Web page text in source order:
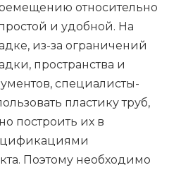
относительно
и удобной. На
из-за ограничений
пространства и
специалисты-
пластику труб,
построить их в
Поэтому необходимо